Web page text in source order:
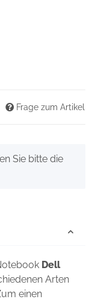
Frage zum Artikel
Sie bitte die
Dell
Arten
einen